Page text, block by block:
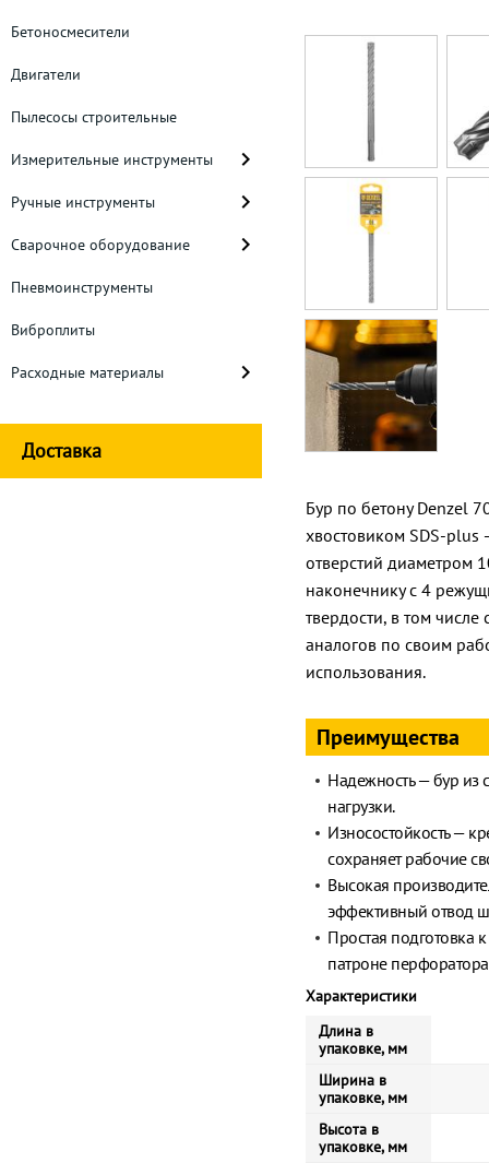
Бетоносмесители
Двигатели
Пылесосы строительные
Измерительные инструменты
Ручные инструменты
Сварочное оборудование
Пневмоинструменты
Виброплиты
Расходные материалы
Доставка
Бур по бетону Denzel
хвостовиком SDS-plus
отверстий диаметром
наконечнику с 4
твердости, в том
аналогов по своим
использования.
Преимущества
Надежность — бур из
нагрузки.
Износостойкость —
сохраняет рабочие
Высокая
эффективный отвод
Простая подготовка
патроне
Характеристики
Длина в
упаковке, мм
Ширина в
упаковке, мм
Высота в
упаковке, мм